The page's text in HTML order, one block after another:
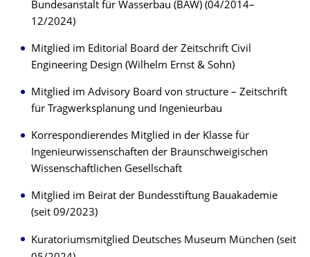
Bundesanstalt für Wasserbau (BAW) (04/2014–
12/2024)
Mitglied im Editorial Board der Zeitschrift Civil
Engineering Design (Wilhelm Ernst & Sohn)
Mitglied im Advisory Board von structure – Zeitschrift
für Tragwerksplanung und Ingenieurbau
Korrespondierendes Mitglied in der Klasse für
Ingenieurwissenschaften der Braunschweigischen
Wissenschaftlichen Gesellschaft
Mitglied im Beirat der Bundesstiftung Bauakademie
(seit 09/2023)
Kuratoriumsmitglied Deutsches Museum München (seit